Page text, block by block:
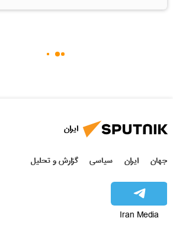
ایران
جهان ایران سیاسی گزارش و تحلیل
Iran Media